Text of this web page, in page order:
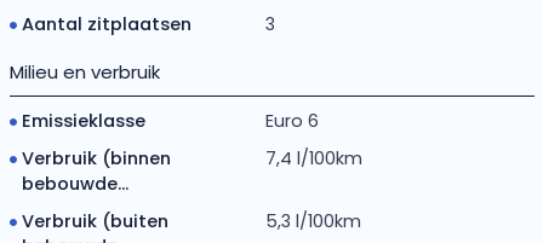
Aantal zitplaatsen
3
Milieu en verbruik
Emissieklasse
Euro 6
Verbruik (binnen
bebouwde...
7,4 l/100km
Verbruik (buiten
5,3 l/100km